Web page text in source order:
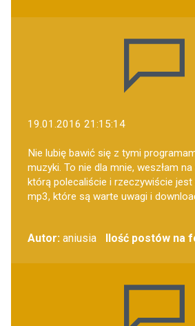
19.01.2016 21:15:14
Nie lubię bawić się z tymi
muzyki. To nie dla mnie, weszłam
którą polecaliście i rzeczywiście
mp3, które są warte uwagi i
Autor: aniusia Ilość postów na